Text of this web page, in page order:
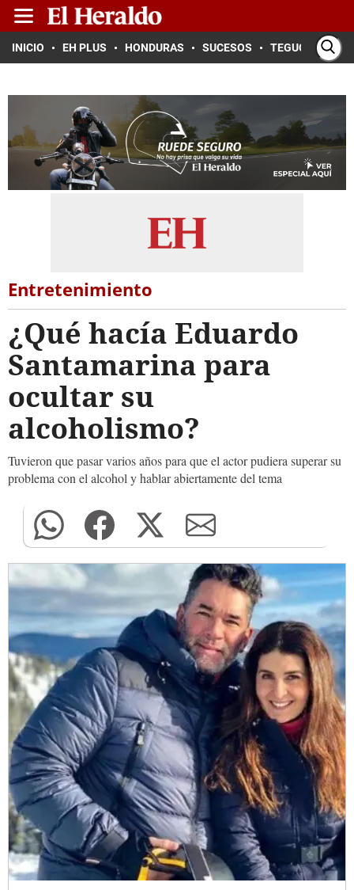
INICIO EH PLUS HONDURAS SUCESOS TEGUCIGALPA
Entretenimiento
¿Qué hacía Eduardo
Santamarina para
ocultar su
alcoholismo?
Tuvieron que pasar varios años para que el actor pudiera superar su
problema con el alcohol y hablar abiertamente del tema